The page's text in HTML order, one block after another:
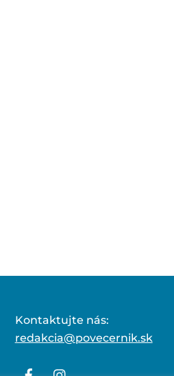
Kontaktujte nás:
redakcia@povecernik.sk